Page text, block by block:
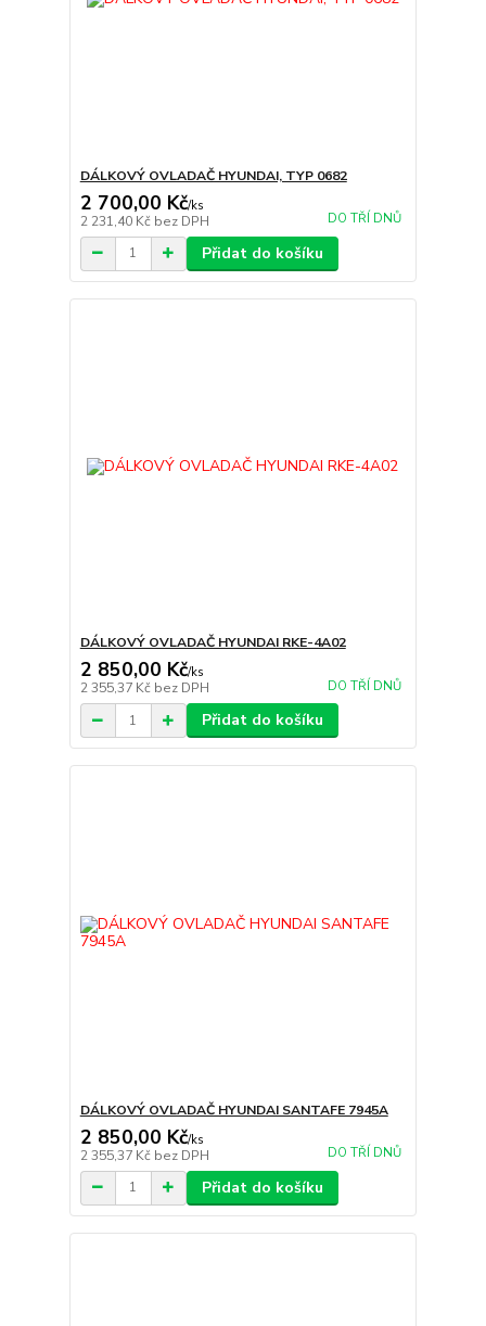
DÁLKOVÝ OVLADAČ HYUNDAI, TYP 0682
2 700,00 Kč/ks
2 231,40 Kč bez DPH DO TŘÍ DNŮ
Přidat do košíku
DÁLKOVÝ OVLADAČ HYUNDAI RKE-4A02
2 850,00 Kč/ks
2 355,37 Kč bez DPH DO TŘÍ DNŮ
Přidat do košíku
DÁLKOVÝ OVLADAČ HYUNDAI SANTAFE 7945A
2 850,00 Kč/ks
2 355,37 Kč bez DPH DO TŘÍ DNŮ
Přidat do košíku